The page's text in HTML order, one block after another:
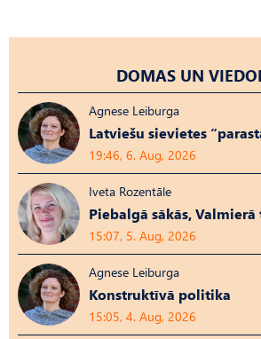
DOMAS UN
Agnese Leiburga
Latviešu sievietes
19:46, 6. Aug, 2026
Iveta Rozentāle
Piebalgā sākās,
15:07, 5. Aug, 2026
Agnese Leiburga
Konstruktīvā politika
15:05, 4. Aug, 2026